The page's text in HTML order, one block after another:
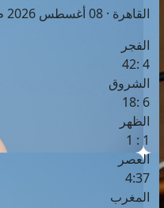
القاهرة · 08 أغسطس 2026 م
الفجر
4 :42
الشروق
6 :18
الظهر
1 : 1
العصر
4:37
المغرب